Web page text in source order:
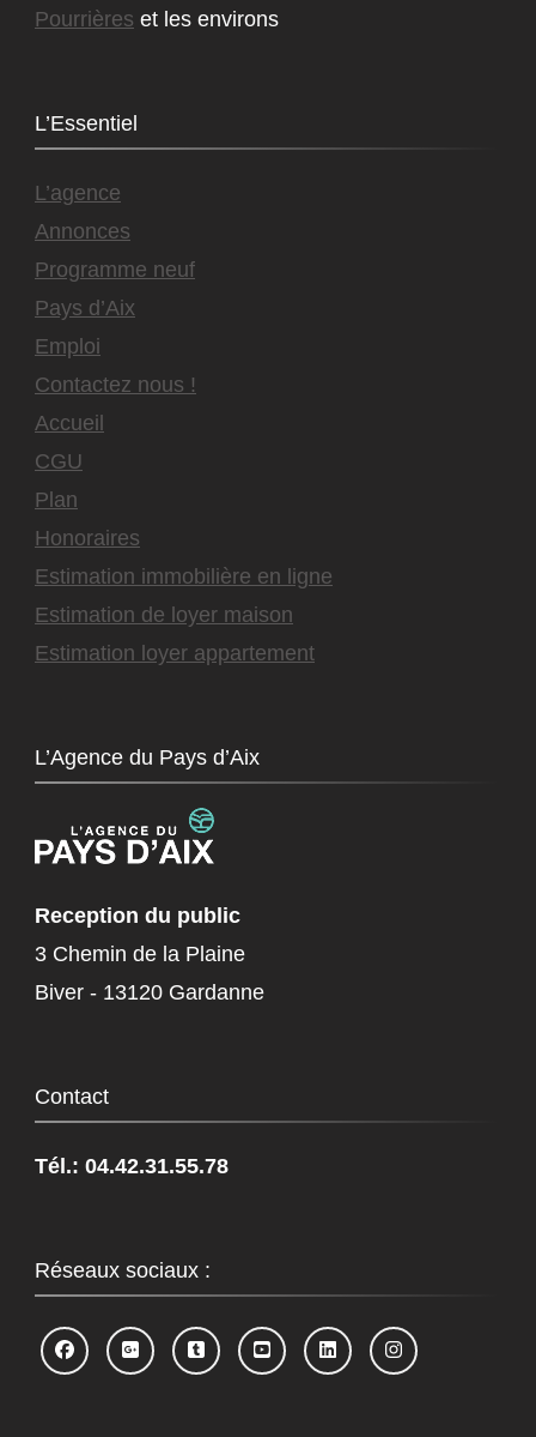
Pourrières et les environs
L’Essentiel
L’agence
Annonces
Programme neuf
Pays d’Aix
Emploi
Contactez nous !
Accueil
CGU
Plan
Honoraires
Estimation immobilière en ligne
Estimation de loyer maison
Estimation loyer appartement
L’Agence du Pays d’Aix
Reception du public
3 Chemin de la Plaine
Biver - 13120 Gardanne
Contact
Tél.: 04.42.31.55.78
Réseaux sociaux :